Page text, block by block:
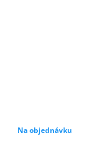
Na objednávku